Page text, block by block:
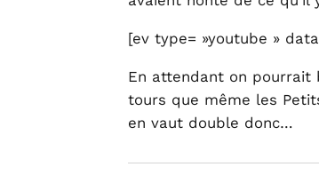
[ev type= »youtube »
En attendant on pourrait
tours que même les
en vaut double donc…